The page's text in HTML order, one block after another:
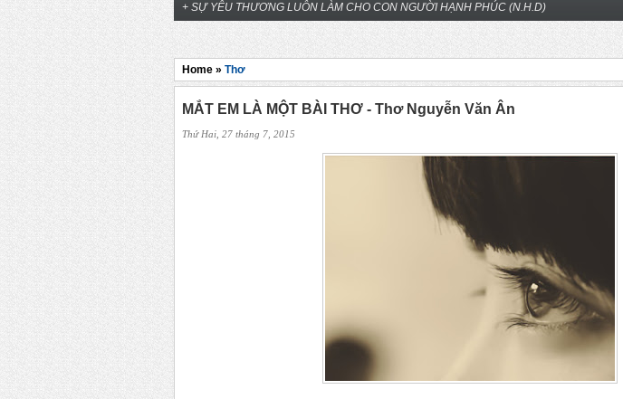
+ SỰ YÊU THƯƠNG LUÔN LÀM CHO CON NGƯỜI HẠNH PHÚC (N.H.D)
Home » Thơ
MẮT EM LÀ MỘT BÀI THƠ - Thơ Nguyễn Văn Ân
Thứ Hai, 27 tháng 7, 2015